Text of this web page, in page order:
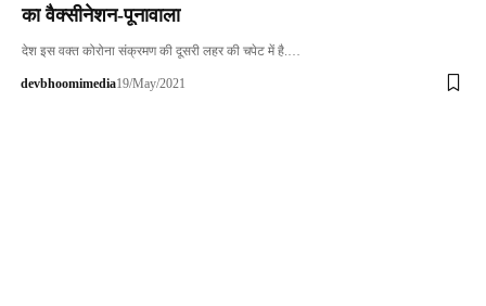
का वैक्सीनेशन-पूनावाला
देश इस वक्त कोरोना संक्रमण की दूसरी लहर की चपेट में है.…
devbhoomimedia19/May/2021